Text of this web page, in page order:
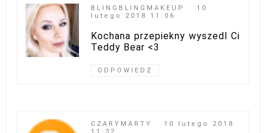
BLINGBLINGMAKEUP
10
lutego 2018 11:06
Kochana przepiekny wyszedl Ci
Teddy Bear <3
ODPOWIEDZ
CZARYMARTY
10 lutego 2018